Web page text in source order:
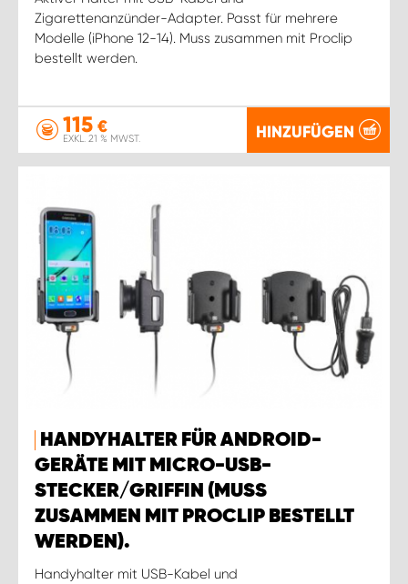
Zigarettenanzünder-Adapter. Passt für mehrere
Modelle (iPhone 12-14). Muss zusammen mit Proclip
bestellt werden.
115 €
EXKL. 21 % MWST. HINZUFÜGEN
HANDYHALTER FÜR ANDROID-
GERÄTE MIT MICRO-USB-
STECKER/GRIFFIN (MUSS
ZUSAMMEN MIT PROCLIP BESTELLT
WERDEN).
Handyhalter mit USB-Kabel und